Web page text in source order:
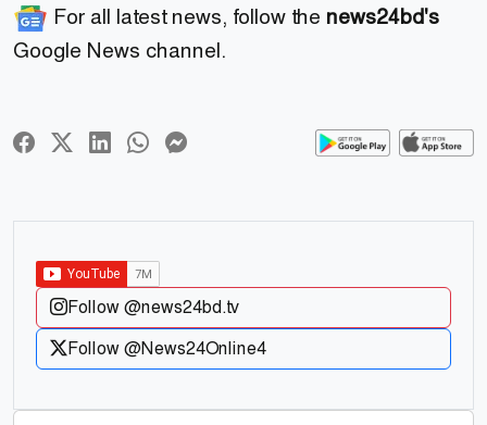
For all latest news, follow the news24bd's
Google News channel.
Follow @news24bd.tv
Follow @News24Online4